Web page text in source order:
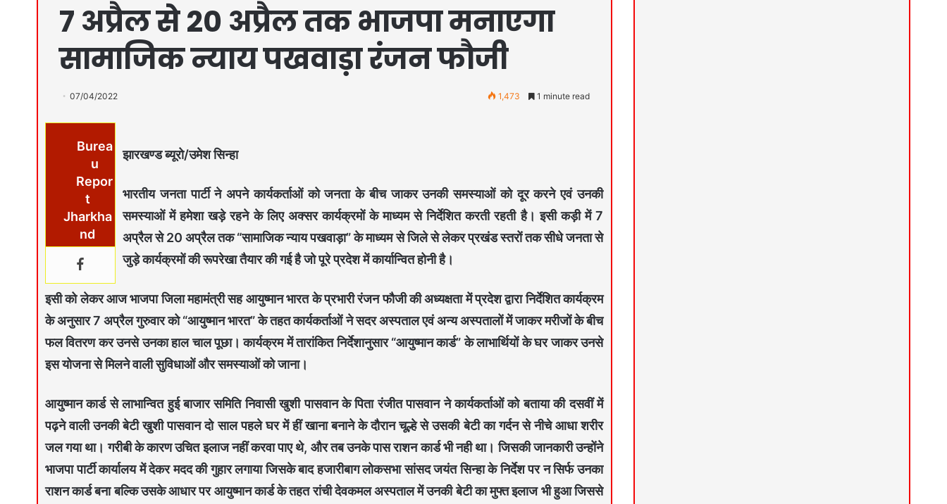
7 अप्रैल से 20 अप्रैल तक भाजपा मनाएगा
सामाजिक न्याय पखवाड़ा रंजन फौजी
07/04/2022 1,473 1 minute read
Burea
u
Repor
t
Jharkha
nd
झारखण्ड ब्यूरो/उमेश सिन्हा
भारतीय जनता पार्टी ने अपने कार्यकर्ताओं को जनता के बीच जाकर उनकी समस्याओं को दूर करने एवं उनकी
समस्याओं में हमेशा खड़े रहने के लिए अक्सर कार्यक्रमों के माध्यम से निर्देशित करती रहती है। इसी कड़ी में 7
अप्रैल से 20 अप्रैल तक “सामाजिक न्याय पखवाड़ा” के माध्यम से जिले से लेकर प्रखंड स्तरों तक सीधे जनता से
जुड़े कार्यक्रमों की रूपरेखा तैयार की गई है जो पूरे प्रदेश में कार्यान्वित होनी है।
इसी को लेकर आज भाजपा जिला महामंत्री सह आयुष्मान भारत के प्रभारी रंजन फौजी की अध्यक्षता में प्रदेश द्वारा निर्देशित कार्यक्रम
के अनुसार 7 अप्रैल गुरुवार को “आयुष्मान भारत” के तहत कार्यकर्ताओं ने सदर अस्पताल एवं अन्य अस्पतालों में जाकर मरीजों के बीच
फल वितरण कर उनसे उनका हाल चाल पूछा। कार्यक्रम में तारांकित निर्देशानुसार “आयुष्मान कार्ड” के लाभार्थियों के घर जाकर उनसे
इस योजना से मिलने वाली सुविधाओं और समस्याओं को जाना।
आयुष्मान कार्ड से लाभान्वित हुई बाजार समिति निवासी खुशी पासवान के पिता रंजीत पासवान ने कार्यकर्ताओं को बताया की दसवीं में
पढ़ने वाली उनकी बेटी खुशी पासवान दो साल पहले घर में हीं खाना बनाने के दौरान चूल्हे से उसकी बेटी का गर्दन से नीचे आधा शरीर
जल गया था। गरीबी के कारण उचित इलाज नहीं करवा पाए थे, और तब उनके पास राशन कार्ड भी नही था। जिसकी जानकारी उन्होंने
भाजपा पार्टी कार्यालय में देकर मदद की गुहार लगाया जिसके बाद हजारीबाग लोकसभा सांसद जयंत सिन्हा के निर्देश पर न सिर्फ उनका
राशन कार्ड बना बल्कि उसके आधार पर आयुष्मान कार्ड के तहत रांची देवकमल अस्पताल में उनकी बेटी का मुफ्त इलाज भी हुआ जिससे